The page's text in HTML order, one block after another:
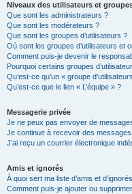
Niveaux des utilisateurs et
Que sont les administrateurs ?
Que sont les modérateurs ?
Que sont les groupes d’utilisateurs ?
Où sont les groupes d’utilisateurs et
Comment puis-je devenir le
Pourquoi certains groupes
Qu’est-ce qu’un « groupe
Qu’est-ce que le lien « L’équipe » ?
Messagerie privée
Je ne peux pas envoyer de
Je continue à recevoir des
J’ai reçu un courrier électronique
Amis et ignorés
À quoi sert ma liste d’amis et
Comment puis-je ajouter ou